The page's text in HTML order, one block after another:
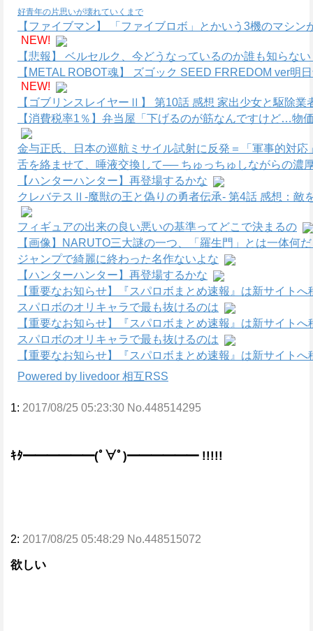
好青年の片思いが壊れていくまで
【ファイブマン】 「ファイブロボ」とかいう3機のマシン
NEW!
【悲報】 ベルセルク、今どうなっているのか誰も知らな
【METAL ROBOT魂】 ズゴック SEED FRREDOM ver
NEW!
【ゴブリンスレイヤーⅡ】 第10話 感想 家出少女と駆除業
【消費税率1％】弁当屋「下げるのが筋なんですけど…物
金与正氏、日本の巡航ミサイル試射に反発＝「軍事的対応
舌を絡ませて、唾液交換して── ちゅっちゅしながらの濃
【ハンターハンター】再登場するかな
クレバテスⅡ-魔獣の王と偽りの勇者伝承- 第4話 感想：敵
フィギュアの出来の良い悪いの基準ってどこで決まるの
【画像】NARUTO三大謎の一つ、「羅生門」とは一体何
ジャンプで綺麗に終わった名作ないよな
【ハンターハンター】再登場するかな
【重要なお知らせ】『スパロボまとめ速報』は新サイトへ
スパロボのオリキャラで最も抜けるのは
【重要なお知らせ】『スパロボまとめ速報』は新サイトへ
スパロボのオリキャラで最も抜けるのは
【重要なお知らせ】『スパロボまとめ速報』は新サイトへ
Powered by livedoor 相互RSS
1: 2017/08/25 05:23:30 No.448514295
ｷﾀ━━━━━━(ﾟ∀ﾟ)━━━━━━ !!!!!
2: 2017/08/25 05:48:29 No.448515072
欲しい